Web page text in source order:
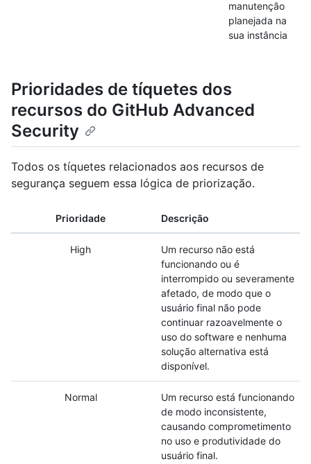
manutenção
planejada na
sua instância
Prioridades de tíquetes dos
recursos do GitHub Advanced
Security
Todos os tíquetes relacionados aos recursos de
segurança seguem essa lógica de priorização.
Prioridade Descrição
High
Um recurso não está
funcionando ou é
interrompido ou severamente
afetado, de modo que o
usuário final não pode
continuar razoavelmente o
uso do software e nenhuma
solução alternativa está
disponível.
Normal
Um recurso está funcionando
de modo inconsistente,
causando comprometimento
no uso e produtividade do
usuário final.